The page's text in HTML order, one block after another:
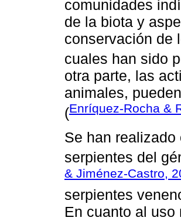
comunidades
de la biota y
conservación de
cuales han sido
otra parte, las
animales,
(Enríquez-Rocha &
Se han
serpientes del
& Jiménez-Castro,
serpientes
En cuanto al